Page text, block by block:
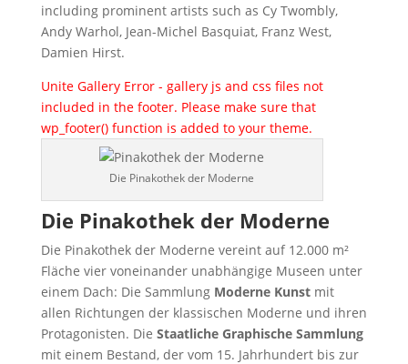
including prominent artists such as Cy Twombly,
Andy Warhol, Jean-Michel Basquiat, Franz West,
Damien Hirst.
Unite Gallery Error - gallery js and css files not
included in the footer. Please make sure that
wp_footer() function is added to your theme.
Die Pinakothek der Moderne
Die Pinakothek der Moderne
Die Pinakothek der Moderne vereint auf 12.000 m²
Fläche vier voneinander unabhängige Museen unter
einem Dach: Die Sammlung Moderne Kunst mit
allen Richtungen der klassischen Moderne und ihren
Protagonisten. Die Staatliche Graphische Sammlung
mit einem Bestand, der vom 15. Jahrhundert bis zur